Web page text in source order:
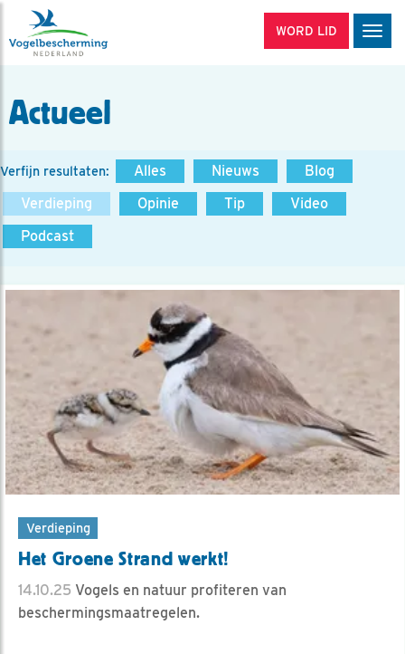
WORD LID
Actueel
Verfijn resultaten: Alles Nieuws
Blog
Verdieping
Opinie Tip
Video
Podcast
Verdieping
Het Groene Strand werkt!
14.10.25 Vogels en natuur profiteren van
beschermingsmaatregelen.